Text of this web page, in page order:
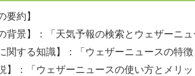
要約】
背景】：「天気予報の検索とウェザーニ
関する知識】：「ウェザーニュースの特徴
】：「ウェザーニュースの使い方とメリッ